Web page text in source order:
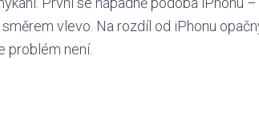
vlevo. Na rozdíl od iPhonu
problém není.